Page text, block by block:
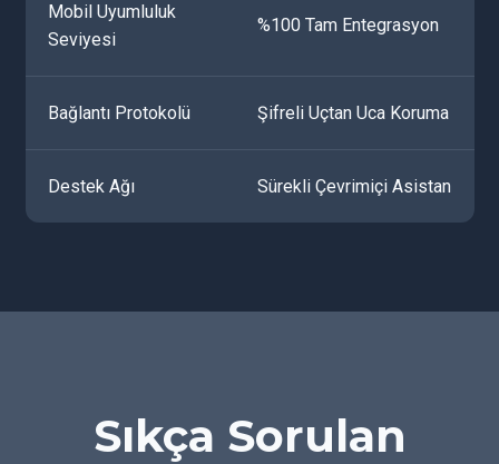
Mobil Uyumluluk
Seviyesi
%100 Tam Entegrasyon
Bağlantı Protokolü Şifreli Uçtan Uca Koruma
Destek Ağı Sürekli Çevrimiçi Asistan
Sıkça Sorulan